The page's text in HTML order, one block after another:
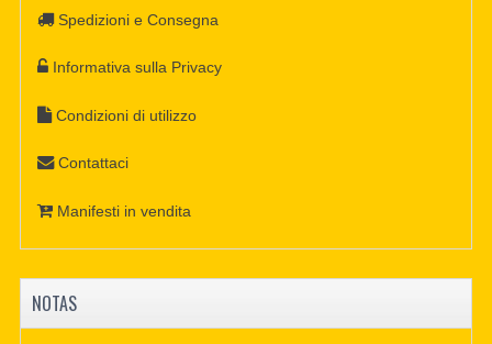
Spedizioni e Consegna
Informativa sulla Privacy
Condizioni di utilizzo
Contattaci
Manifesti in vendita
NOTAS